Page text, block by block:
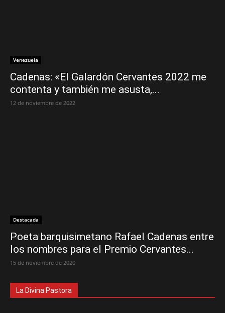
Venezuela
Cadenas: «El Galardón Cervantes 2022 me
contenta y también me asusta,...
12 de noviembre de 2022
Destacada
Poeta barquisimetano Rafael Cadenas entre
los nombres para el Premio Cervantes...
15 de noviembre de 2020
La Divina Pastora